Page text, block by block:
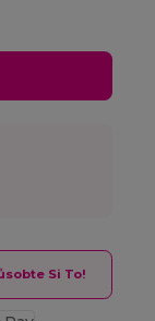
Si To!